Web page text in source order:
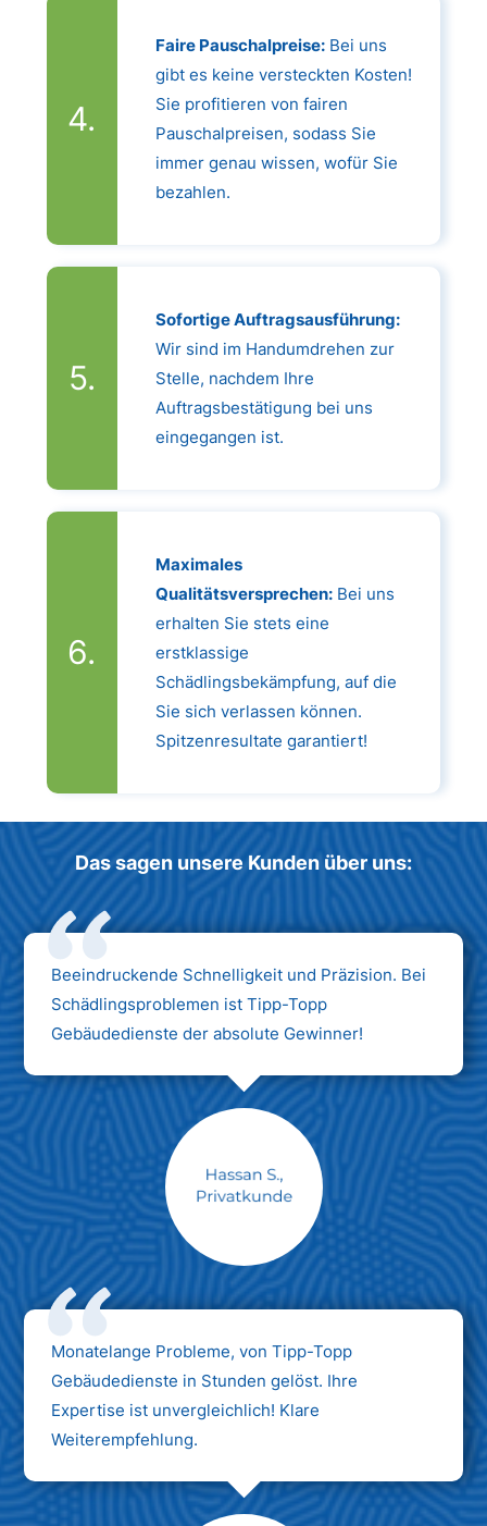
Faire Pauschalpreise:Bei uns
gibt es keine versteckten Kosten!
Sie profitieren von fairen
Pauschalpreisen, sodass Sie
immer genau wissen, wofür Sie
bezahlen.
Sofortige Auftragsausführung:
Wir sind im Handumdrehen zur
Stelle, nachdem Ihre
Auftragsbestätigung bei uns
eingegangen ist.
Maximales
Qualitätsversprechen:Bei uns
erhalten Sie stets eine
erstklassige
Schädlingsbekämpfung, auf die
Sie sich verlassen können.
Spitzenresultate garantiert!
Das sagen unsere Kunden über uns:
Beeindruckende Schnelligkeit und Präzision. Bei
Schädlingsproblemen ist Tipp-Topp
Gebäudedienste der absolute Gewinner!
Monatelange Probleme, von Tipp-Topp
Gebäudedienste in Stunden gelöst. Ihre
Expertise ist unvergleichlich! Klare
Weiterempfehlung.